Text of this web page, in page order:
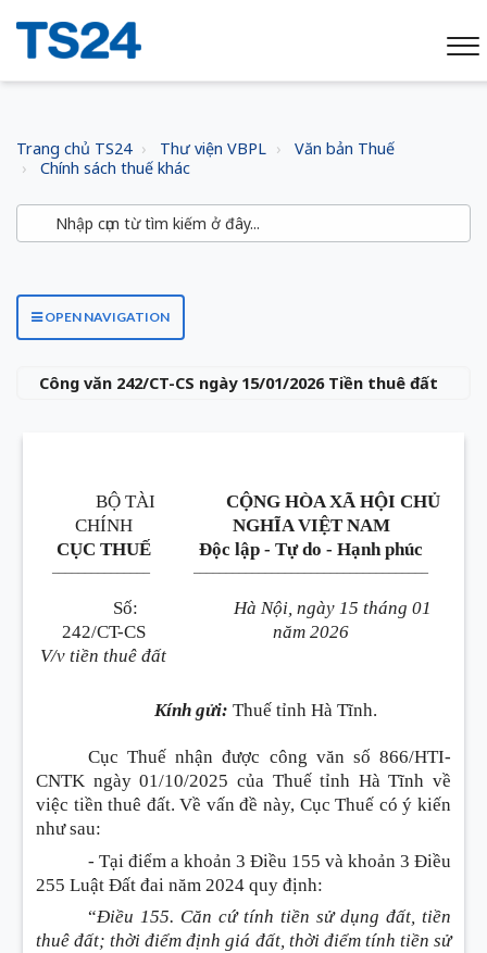
Trang chủ TS24 Thư viện VBPL
Văn bản Thuế
Chính sách thuế khác
OPEN NAVIGATION
Công văn 242/CT-CS ngày 15/01/2026 Tiền thuê đất
BỘ TÀI
CHÍNH
CỤC THUẾ
CỘNG HÒA XÃ HỘI CHỦ
NGHĨA VIỆT NAM
Độc lập - Tự do - Hạnh phúc
Số:
242/CT-CS
V/v tiền thuê đất
Hà Nội, ngày 15 tháng 01
năm 2026
Kính gửi: Thuế tỉnh Hà Tĩnh.
Cục Thuế nhận được công văn số 866/HTI-
CNTK ngày 01/10/2025 của Thuế tỉnh Hà Tĩnh về
việc tiền thuê đất. Về vấn đề này, Cục Thuế có ý kiến
như sau:
- Tại điểm a khoản 3 Điều 155 và khoản 3 Điều
255 Luật Đất đai năm 2024 quy định:
“Điều 155. Căn cứ tính tiền sử dụng đất, tiền
thuê đất; thời điểm định giá đất, thời điểm tính tiền sử